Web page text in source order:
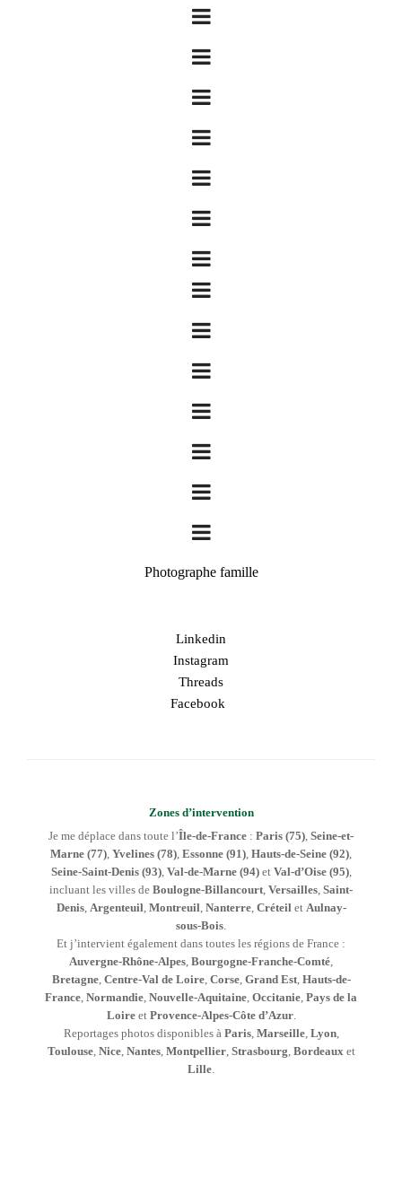
Photographe famille
Linkedin
Instagram
Threads
Facebook
Zones d’intervention
Je me déplace dans toute l’Île-de-France : Paris (75) Seine-et-
Marne (77) Yvelines (78) Essonne (91) Hauts-de-Seine (92)
Seine-Saint-Denis (93), Val-de-Marne (94)et Val-d’Oise (95),
incluant les villes de Boulogne-Billancourt Versailles Saint-
Denis, Argenteuil Montreuil Nanterre, Créteil et Aulnay-
sous-Bois
Et j’intervient également dans toutes les régions de France :
Auvergne-Rhône-Alpes Bourgogne-Franche-Comté
Bretagne, Centre-Val de Loire, Corse, Grand Est, Hauts-de-
France Normandie Nouvelle-Aquitaine Occitanie Pays de la
Loireet Provence-Alpes-Côte d’Azur.
Reportages photos disponibles à Paris, Marseille, Lyon,
Toulouse, Nice, Nantes, Montpellier, Strasbourg Bordeaux et
Lille